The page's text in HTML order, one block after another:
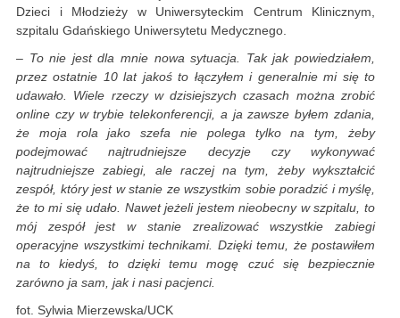
Dzieci i Młodzieży w Uniwersyteckim Centrum Klinicznym,
szpitalu Gdańskiego Uniwersytetu Medycznego.
– To nie jest dla mnie nowa sytuacja. Tak jak powiedziałem,
przez ostatnie 10 lat jakoś to łączyłem i generalnie mi się to
udawało. Wiele rzeczy w dzisiejszych czasach można zrobić
online czy w trybie telekonferencji, a ja zawsze byłem zdania,
że moja rola jako szefa nie polega tylko na tym, żeby
podejmować najtrudniejsze decyzje czy wykonywać
najtrudniejsze zabiegi, ale raczej na tym, żeby wykształcić
zespół, który jest w stanie ze wszystkim sobie poradzić i myślę,
że to mi się udało. Nawet jeżeli jestem nieobecny w szpitalu, to
mój zespół jest w stanie zrealizować wszystkie zabiegi
operacyjne wszystkimi technikami. Dzięki temu, że postawiłem
na to kiedyś, to dzięki temu mogę czuć się bezpiecznie
zarówno ja sam, jak i nasi pacjenci.
fot. Sylwia Mierzewska/UCK